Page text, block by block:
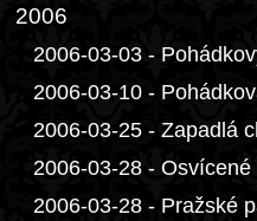
2006
2006-03-03 -
2006-03-10 -
2006-03-25 - Zapadlá
2006-03-28 -
2006-03-28 - Pražské